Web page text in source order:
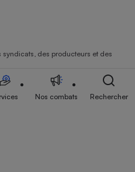
syndicats, des producteurs et des
Nos combats Rechercher